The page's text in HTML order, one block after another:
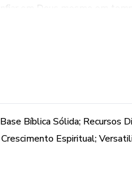
em Deus mesmo em
📖✨
elaborado para promover
catequistas terão em mãos
de maneira autêntica e
e crescimento
Bíblica Sólida; Recursos
Espiritual;